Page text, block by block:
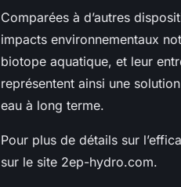
Comparées à d’autres
impacts environnementaux
biotope aquatique, et leur
représentent ainsi une
eau à long terme.
Pour plus de détails sur
sur le site 2ep-hydro.com.